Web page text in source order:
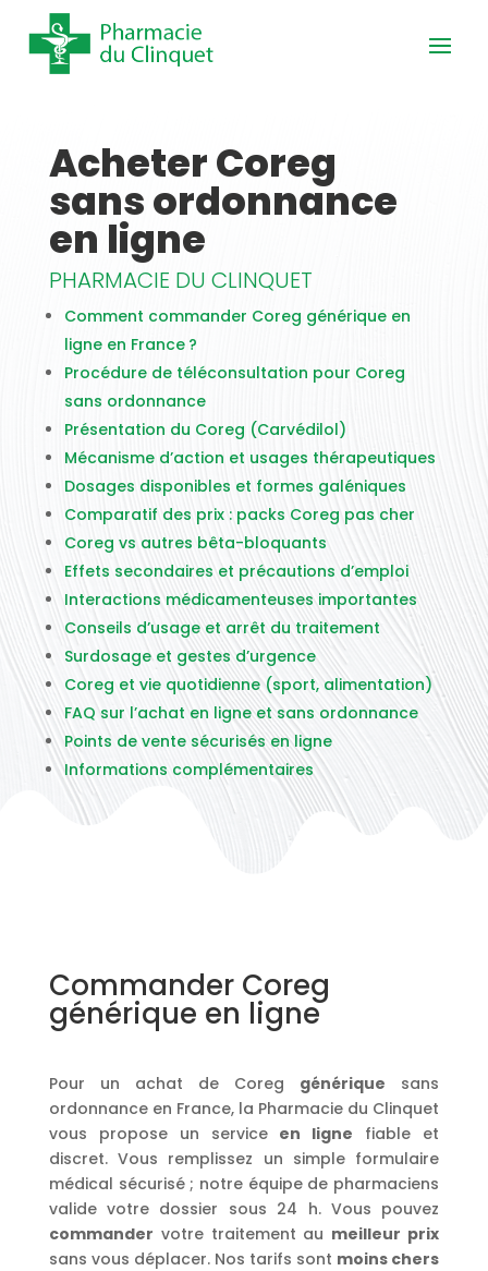
Acheter Coreg
sans ordonnance
en ligne
PHARMACIE DU CLINQUET
Comment commander Coreg générique en
ligne en France ?
Procédure de téléconsultation pour Coreg
sans ordonnance
Présentation du Coreg (Carvédilol)
Mécanisme d’action et usages thérapeutiques
Dosages disponibles et formes galéniques
Comparatif des prix : packs Coreg pas cher
Coreg vs autres bêta-bloquants
Effets secondaires et précautions d’emploi
Interactions médicamenteuses importantes
Conseils d’usage et arrêt du traitement
Surdosage et gestes d’urgence
Coreg et vie quotidienne (sport, alimentation)
FAQ sur l’achat en ligne et sans ordonnance
Points de vente sécurisés en ligne
Informations complémentaires
Commander Coreg
générique en ligne
Pour un achat de Coreg générique sans
ordonnance en France, la Pharmacie du Clinquet
vous propose un service en ligne fiable et
discret. Vous remplissez un simple formulaire
médical sécurisé ; notre équipe de pharmaciens
valide votre dossier sous 24 h. Vous pouvez
commander votre traitement au meilleur prix
sans vous déplacer. Nos tarifs sont moins chers